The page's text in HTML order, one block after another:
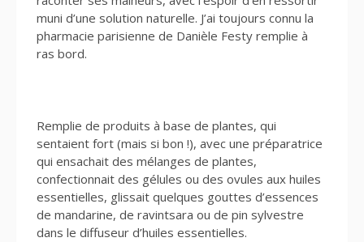
muni d’une solution naturelle. J’ai toujours connu la
pharmacie parisienne de Danièle Festy remplie à
ras bord.
Remplie de produits à base de plantes, qui
sentaient fort (mais si bon !), avec une préparatrice
qui ensachait des mélanges de plantes,
confectionnait des gélules ou des ovules aux huiles
essentielles, glissait quelques gouttes d’essences
de mandarine, de ravintsara ou de pin sylvestre
dans le diffuseur d’huiles essentielles.